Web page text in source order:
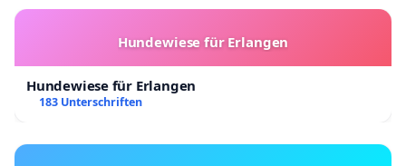
Hundewiese für Erlangen
Hundewiese für Erlangen
183 Unterschriften